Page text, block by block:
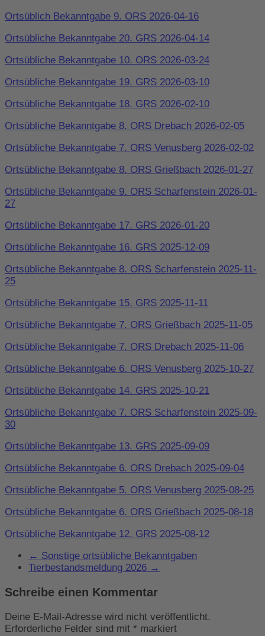
Ortsüblich Bekanntgabe 9. ORS 2026-04-16
Ortsübliche Bekanntgabe 20. GRS 2026-04-14
Ortsübliche Bekanntgabe 10. ORS 2026-03-24
Ortsübliche Bekanntgabe 19. GRS 2026-03-10
Ortsübliche Bekanntgabe 18. GRS 2026-02-10
Ortsübliche Bekanntgabe 8. ORS Drebach 2026-02-05
Ortsübliche Bekanntgabe 7. ORS Venusberg 2026-02-02
Ortsübliche Bekanntgabe 8. ORS Grießbach 2026-01-27
Ortsübliche Bekanntgabe 9. ORS Scharfenstein 2026-01-
27
Ortsübliche Bekanntgabe 17. GRS 2026-01-20
Ortsübliche Bekanntgabe 16. GRS 2025-12-09
Ortsübliche Bekanntgabe 8. ORS Scharfenstein 2025-11-
25
Ortsübliche Bekanntgabe 15. GRS 2025-11-11
Ortsübliche Bekanntgabe 7. ORS Grießbach 2025-11-05
Ortsübliche Bekanntgabe 7. ORS Drebach 2025-11-06
Ortsübliche Bekanntgabe 6. ORS Venusberg 2025-10-27
Ortsübliche Bekanntgabe 14. GRS 2025-10-21
Ortsübliche Bekanntgabe 7. ORS Scharfenstein 2025-09-
30
Ortsübliche Bekanntgabe 13. GRS 2025-09-09
Ortsübliche Bekanntgabe 6. ORS Drebach 2025-09-04
Ortsübliche Bekanntgabe 5. ORS Venusberg 2025-08-25
Ortsübliche Bekanntgabe 6. ORS Grießbach 2025-08-18
Ortsübliche Bekanntgabe 12. GRS 2025-08-12
← Sonstige ortsübliche Bekanntgaben
Tierbestandsmeldung 2026 →
Schreibe einen Kommentar
Deine E-Mail-Adresse wird nicht veröffentlicht.
Erforderliche Felder sind mit * markiert